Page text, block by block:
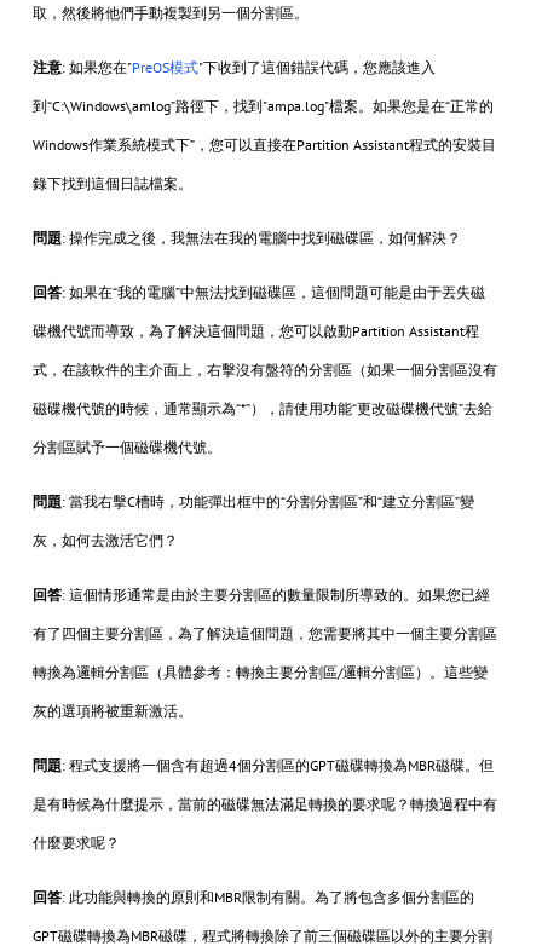
取，然後將他們手動複製到另一個分割區。
注意: 如果您在"PreOS模式"下收到了這個錯誤代碼，您應該進入
到“C:\Windows\amlog”路徑下，找到"ampa.log"檔案。如果您是在“正常的
Windows作業系統模式下”，您可以直接在Partition Assistant程式的安裝目
錄下找到這個日誌檔案。
問題: 操作完成之後，我無法在我的電腦中找到磁碟區，如何解決？
回答: 如果在“我的電腦”中無法找到磁碟區，這個問題可能是由于丟失磁
碟機代號而導致，為了解決這個問題，您可以啟動Partition Assistant程
式，在該軟件的主介面上，右擊沒有盤符的分割區（如果一個分割區沒有
磁碟機代號的時候，通常顯示為“*”），請使用功能“更改磁碟機代號”去給
分割區賦予一個磁碟機代號。
問題: 當我右擊C槽時，功能彈出框中的“分割分割區”和“建立分割區”變
灰，如何去激活它們？
回答: 這個情形通常是由於主要分割區的數量限制所導致的。如果您已經
有了四個主要分割區，為了解決這個問題，您需要將其中一個主要分割區
轉換為邏輯分割區（具體參考：轉換主要分割區/邏輯分割區）。這些變
灰的選項將被重新激活。
問題: 程式支援將一個含有超過4個分割區的GPT磁碟轉換為MBR磁碟。但
是有時候為什麼提示，當前的磁碟無法滿足轉換的要求呢？轉換過程中有
什麼要求呢？
回答: 此功能與轉換的原則和MBR限制有關。為了將包含多個分割區的
GPT磁碟轉換為MBR磁碟，程式將轉換除了前三個磁碟區以外的主要分割